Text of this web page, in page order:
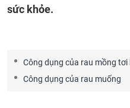
sức khỏe.
Công dụng của rau mồng
Công dụng của rau muống